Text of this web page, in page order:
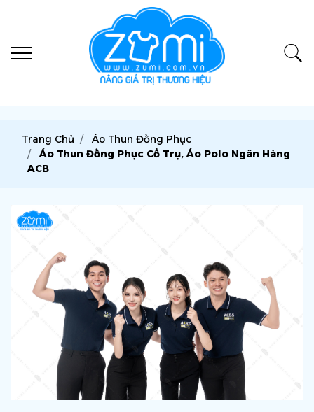
Trang Chủ
Áo Thun Đồng Phục
Áo Thun Đồng Phục Cổ Trụ, Áo Polo Ngân Hàng
ACB